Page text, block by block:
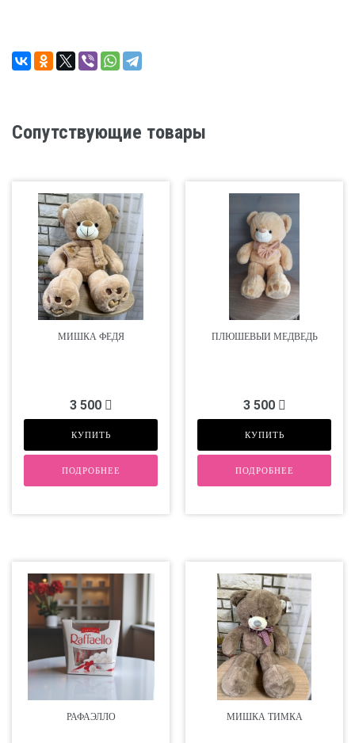
Сопутствующие товары
МИШКА ФЕДЯ
3 500
КУПИТЬ
ПОДРОБНЕЕ
ПЛЮШЕВЫЙ МЕДВЕДЬ
3 500
КУПИТЬ
ПОДРОБНЕЕ
РАФАЭЛЛО МИШКА ТИМКА